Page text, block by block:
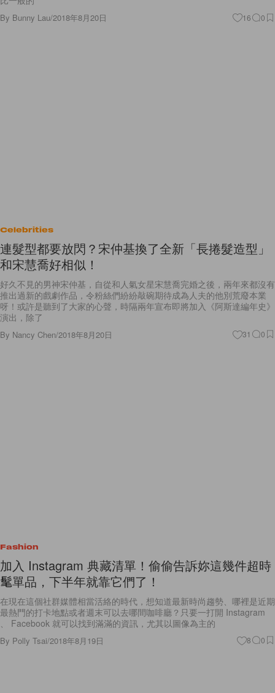
By Bunny Lau/2018年8月20日 16 0
Celebrities
連髮型都要放閃？宋仲基換了全新「長捲髮造型」
和宋慧喬好相似！
好久不見的男神宋仲基，自從和人氣女星宋慧喬完婚之後，兩年來都沒有
推出過新的戲劇作品，令粉絲們紛紛敲碗期待成為人夫的他別荒廢本業
呀！或許是聽到了大家的心聲，時隔兩年宣布即將加入《阿斯達編年史》
演出，除了
By Nancy Chen/2018年8月20日 31 0
Fashion
加入 Instagram 典藏清單！偷偷告訴妳這幾件超時
髦單品，下半年就靠它們了！
在現在這個社群媒體相當活絡的時代，想知道最新時尚趨勢、哪裡是近期
最熱門的打卡地點或者週末可以去哪間咖啡廳？只要一打開 Instagram
、 Facebook 就可以找到滿滿的資訊，尤其以圖像為主的
By Polly Tsai/2018年8月19日 8 0